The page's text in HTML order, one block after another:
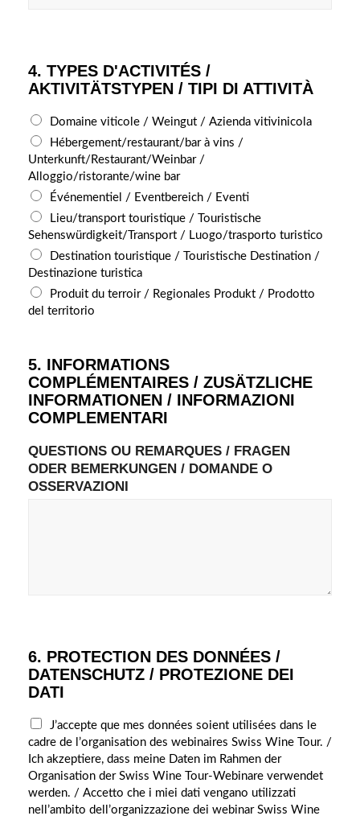
4. TYPES D'ACTIVITÉS /
AKTIVITÄTSTYPEN / TIPI DI ATTIVITÀ
*
B
E
M
E
R
K
U
N
G
E
N
T
Y
P
E
S
Domaine viticole / Weingut / Azienda vitivinicola
Hébergement/restaurant/bar à vins /
Unterkunft/Restaurant/Weinbar /
Alloggio/ristorante/wine bar
Événementiel / Eventbereich / Eventi
Lieu/transport touristique / Touristische
Sehenswürdigkeit/Transport / Luogo/trasporto turistico
Destination touristique / Touristische Destination /
Destinazione turistica
Produit du terroir / Regionales Produkt / Prodotto
del territorio
5. INFORMATIONS
COMPLÉMENTAIRES / ZUSÄTZLICHE
INFORMATIONEN / INFORMAZIONI
COMPLEMENTARI
QUESTIONS OU REMARQUES / FRAGEN
ODER BEMERKUNGEN / DOMANDE O
OSSERVAZIONI
6. PROTECTION DES DONNÉES /
DATENSCHUTZ / PROTEZIONE DEI
DATI
J’accepte que mes données soient utilisées dans le
cadre de l’organisation des webinaires Swiss Wine Tour. /
Ich akzeptiere, dass meine Daten im Rahmen der
Organisation der Swiss Wine Tour-Webinare verwendet
werden. / Accetto che i miei dati vengano utilizzati
nell’ambito dell’organizzazione dei webinar Swiss Wine